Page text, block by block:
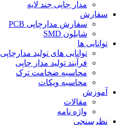
مدار چاپی چند لایه
سفارش
سفارش مدارچاپی PCB
شابلون SMD
توانایی ها
توانایی های تولید مدارچاپی
فرآیند تولید مدار چاپی
محاسبه ضخامت ترک
محاسبه ویکات
آموزش
مقالات
واژه نامه
نظرسنجی